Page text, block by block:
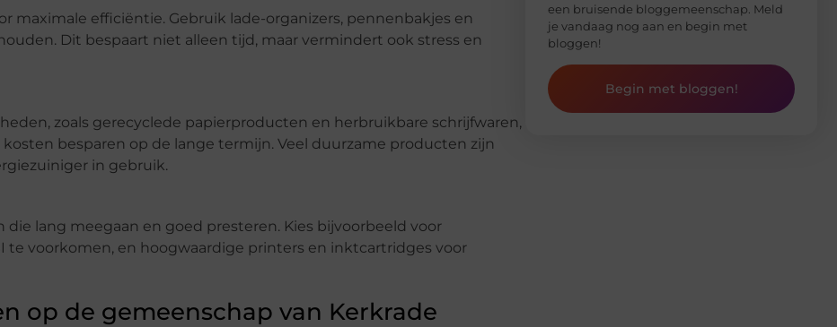
maximale efficiëntie. Gebruik lade-organizers, pennenbakjes en
Dit bespaart niet alleen tijd, maar vermindert ook stress en
zoals gerecyclede papierproducten en herbruikbare schrijfwaren,
besparen op de lange termijn. Veel duurzame producten zijn
in gebruik.
lang meegaan en goed presteren. Kies bijvoorbeeld voor
voorkomen, en hoogwaardige printers en inktcartridges voor
op de gemeenschap van Kerkrade
een bruisende bloggemeenschap. Meld
je vandaag nog aan en begin met
bloggen!
Begin met bloggen!